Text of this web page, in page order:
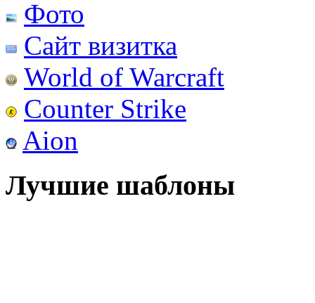
Фото
Сайт визитка
World of Warcraft
Counter Strike
Aion
Лучшие шаблоны